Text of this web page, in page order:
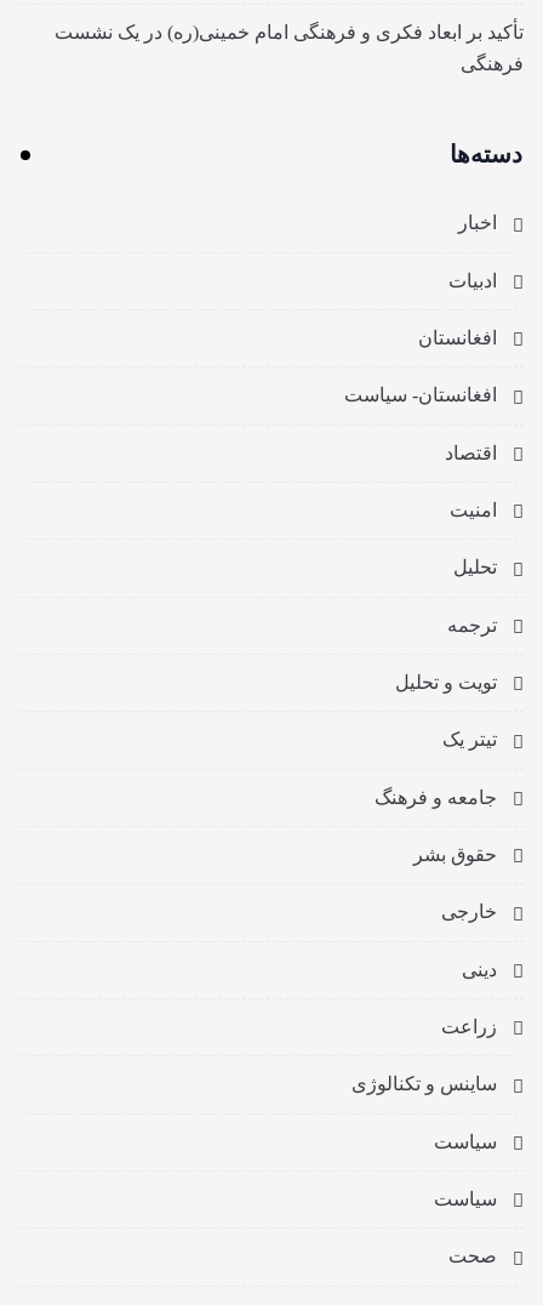
تأکید بر ابعاد فکری و فرهنگی امام خمینی(ره) در یک نشست
فرهنگی
دسته‌ها
اخبار
ادبیات
افغانستان
افغانستان- سیاست
اقتصاد
امنیت
تحلیل
ترجمه
تویت و تحلیل
تیتر یک
جامعه و فرهنگ
حقوق بشر
خارجی
دینی
زراعت
ساینس و تکنالوژی
سیاست
سیاست
صحت